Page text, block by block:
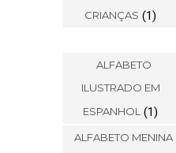
CRIANÇAS (1)
ALFABETO
ILUSTRADO EM
ESPANHOL (1)
ALFABETO MENINA